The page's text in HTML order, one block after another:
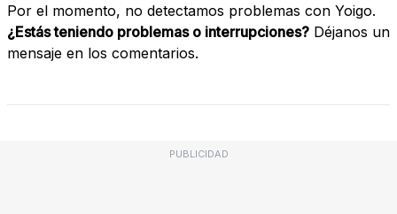
Por el momento, no detectamos problemas con Yoigo.
¿Estás teniendo problemas o interrupciones? Déjanos un
mensaje en los comentarios.
PUBLICIDAD